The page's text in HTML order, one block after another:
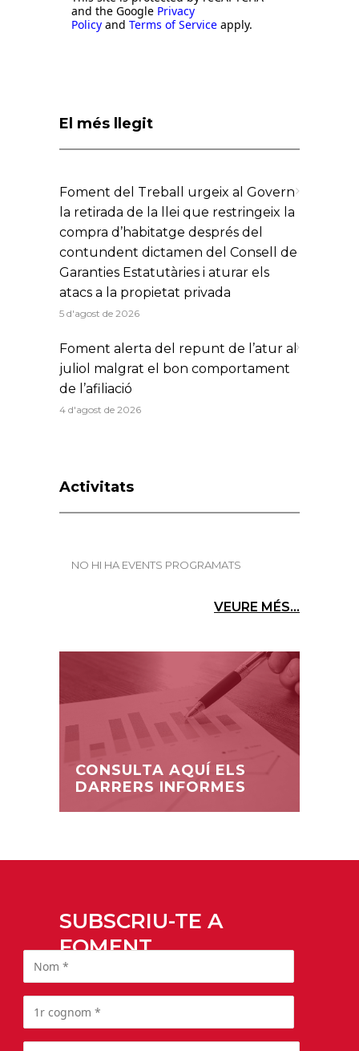
and the Google Privacy
Policy and Terms of Service apply.
El més llegit
Foment del Treball urgeix al Govern
la retirada de la llei que restringeix la
compra d’habitatge després del
contundent dictamen del Consell de
Garanties Estatutàries i aturar els
atacs a la propietat privada
5 d'agost de 2026
Foment alerta del repunt de l’atur al
juliol malgrat el bon comportament
de l’afiliació
4 d'agost de 2026
Activitats
NO HI HA EVENTS PROGRAMATS
VEURE MÉS...
CONSULTA AQUÍ ELS
DARRERS INFORMES
SUBSCRIU-TE A
FOMENT